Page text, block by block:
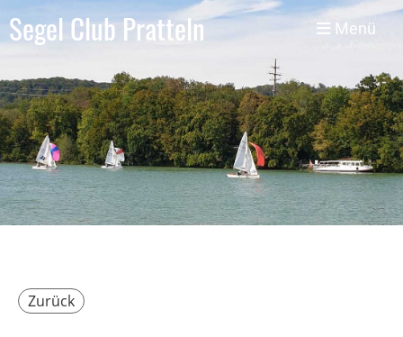
Segel Club Pratteln Menü
Zurück